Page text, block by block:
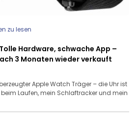
zu lesen
Hardware, schwache App –
3 Monaten wieder verkauft
Apple Watch Träger – die Uhr ist
Laufen, mein Schlaftracker und mein